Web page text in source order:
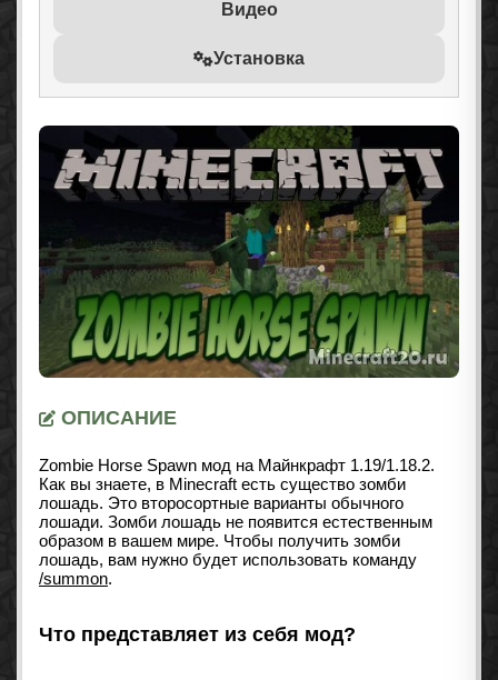
Видео
Установка
ОПИСАНИЕ
Zombie Horse Spawn мод на Майнкрафт 1.19/1.18.2.
Как вы знаете, в Minecraft есть существо зомби
лошадь. Это второсортные варианты обычного
лошади. Зомби лошадь не появится естественным
образом в вашем мире. Чтобы получить зомби
лошадь, вам нужно будет использовать команду
/summon.
Что представляет из себя мод?